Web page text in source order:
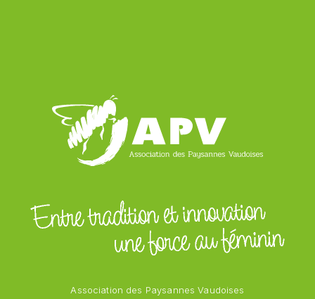
Association des Paysannes Vaudoises